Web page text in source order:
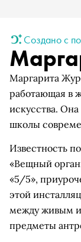
Создано с
Маргарита
работающая в
искусства.
школы
Известность
«Вещный
«5/5»,
этой
между живым
предметы